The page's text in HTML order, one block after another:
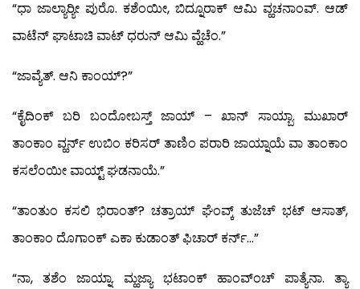
“ಧಾ ಜಾಲ್ಯಾರ್‍ಯೀ ಪುರೊ. ಕಶೆಂಯೀ, ಬಿದ್ನೂರಾಕ್ ಆಮಿ ವ್ಹಚನಾಂವ್. ಆಡ್
ವಾಟೆನ್ ಘಾಟಾಚಿ ವಾಟ್ ಧರುನ್ ಆಮಿ ವ್ಹೆಚೆಂ.”
“ಜಾವ್ಯೆತ್. ಆನಿ ಕಾಂಯ್?”
“ಕೈದಿಂಕ್ ಬರಿ ಬಂದೋಬಸ್ತ್ ಜಾಯ್ – ಖಾನ್ ಸಾಯ್ಬಾ. ಮುಖಾರ್
ತಾಂಕಾಂ ವ್ಹರ್ನ್ ಉಬಿಂ ಕರಿಸರ್ ತಾಣಿಂ ಪರಾರಿ ಜಾಯ್ನಾಯೆ ವಾ ತಾಂಕಾಂ
ಕಸಲೆಂಯೀ ವಾಯ್ಟ್ ಘಡನಾಯೆ.”
“ತಾಂತುಂ ಕಸಲಿ ಭಿರಾಂತ್? ಚತ್ರಾಯ್ ಘೆಂವ್ಕ್ ತುಜೆಚ್ ಭಟ್ ಆಸಾತ್,
ತಾಂಕಾಂ ದೊಗಾಂಕ್ ಎಕಾ ಕುಡಾಂತ್ ಫಿಚಾರ್ ಕರ್ನ್…”
“ನಾ, ತಶೆಂ ಜಾಯ್ನಾ. ಮ್ಹಜ್ಯಾ ಭಟಾಂಕ್ ಹಾಂವ್‍ಂಚ್ ಪಾತ್ಯೆನಾ. ತ್ಯಾ